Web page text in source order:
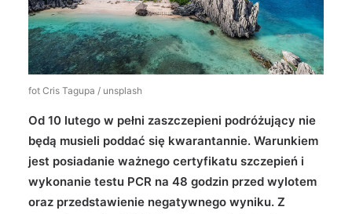
fot Cris Tagupa / unsplash
Od 10 lutego w pełni zaszczepieni podróżujący nie
będą musieli poddać się kwarantannie. Warunkiem
jest posiadanie ważnego certyfikatu szczepień i
wykonanie testu PCR na 48 godzin przed wylotem
oraz przedstawienie negatywnego wyniku. Z